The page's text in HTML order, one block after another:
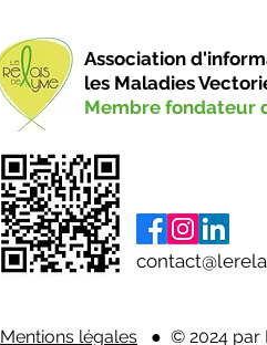
Association
les Maladies
Membre fondateur
Mentions légales ● © 2024 par